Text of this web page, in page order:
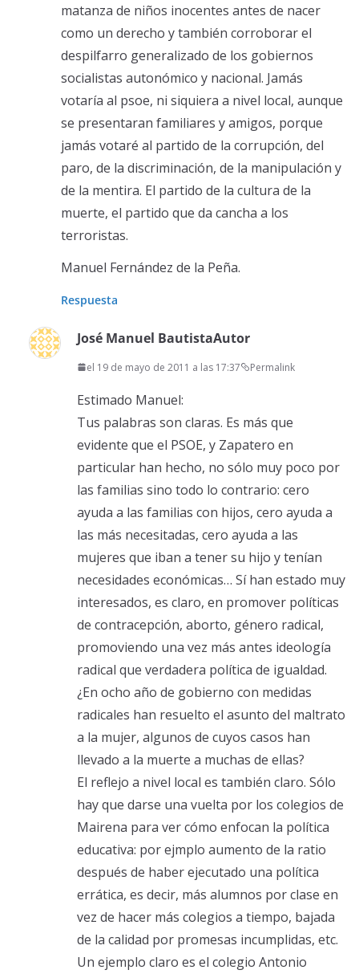
matanza de niños inocentes antes de nacer
como un derecho y también corroborar el
despilfarro generalizado de los gobiernos
socialistas autonómico y nacional. Jamás
votaría al psoe, ni siquiera a nivel local, aunque
se presentaran familiares y amigos, porque
jamás votaré al partido de la corrupción, del
paro, de la discriminación, de la manipulación y
de la mentira. El partido de la cultura de la
muerte, el partido que da cancha a los
terroristas.
Manuel Fernández de la Peña.
Respuesta
José Manuel BautistaAutor
el 19 de mayo de 2011 a las 17:37 Permalink
Estimado Manuel:
Tus palabras son claras. Es más que
evidente que el PSOE, y Zapatero en
particular han hecho, no sólo muy poco por
las familias sino todo lo contrario: cero
ayuda a las familias con hijos, cero ayuda a
las más necesitadas, cero ayuda a las
mujeres que iban a tener su hijo y tenían
necesidades económicas… Sí han estado muy
interesados, es claro, en promover políticas
de contracepción, aborto, género radical,
promoviendo una vez más antes ideología
radical que verdadera política de igualdad.
¿En ocho año de gobierno con medidas
radicales han resuelto el asunto del maltrato
a la mujer, algunos de cuyos casos han
llevado a la muerte a muchas de ellas?
El reflejo a nivel local es también claro. Sólo
hay que darse una vuelta por los colegios de
Mairena para ver cómo enfocan la política
educativa: por ejmplo aumento de la ratio
después de haber ejecutado una política
errática, es decir, más alumnos por clase en
vez de hacer más colegios a tiempo, bajada
de la calidad por promesas incumplidas, etc.
Un ejemplo claro es el colegio Antonio